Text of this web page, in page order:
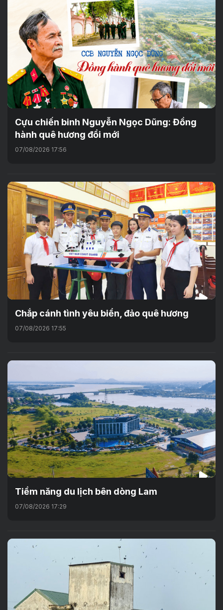
Cựu chiến binh Nguyễn Ngọc Dũng: Đồng
hành quê hương đổi mới
07/08/2026 17:56
Chắp cánh tình yêu biển, đảo quê hương
07/08/2026 17:55
Tiềm năng du lịch bên dòng Lam
07/08/2026 17:29